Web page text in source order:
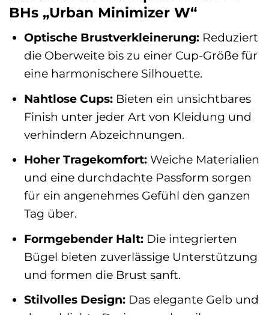
BHs „Urban Minimizer W“
Optische Brustverkleinerung:Reduziert
die Oberweite bis zu einer Cup-Größe für
eine harmonischere Silhouette.
Nahtlose Cups:Bieten ein unsichtbares
Finish unter jeder Art von Kleidung und
verhindern Abzeichnungen.
Hoher Tragekomfort:Weiche Materialien
und eine durchdachte Passform sorgen
für ein angenehmes Gefühl den ganzen
Tag über.
Formgebender Halt:Die integrierten
Bügel bieten zuverlässige Unterstützung
und formen die Brust sanft.
Stilvolles Design:Das elegante Gelb und